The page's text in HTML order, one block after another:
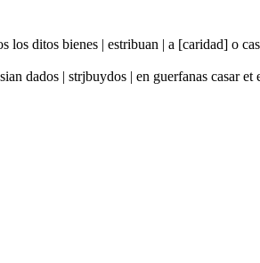
los ditos bienes | estribuan | a [caridad]
dados | strjbuydos | en guerfanas casar